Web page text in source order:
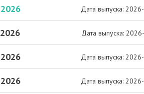
Дата выпуска:
Дата выпуска:
Дата выпуска:
Дата выпуска: